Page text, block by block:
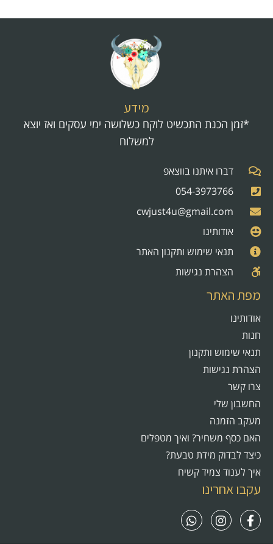
מידע
*זמן הכנת התכשיט לוקח כשלושה ימי עסקים ואז יוצא
למשלוח
דברו איתנו בווצאפ
054-3973766
cwjust4u@gmail.com
אודותינו
תנאי שימוש ותקנון האתר
הצהרת נגישות
מפת האתר
אודותינו
חנות
תנאי שימוש ותקנון
הצהרת נגישות
צרו קשר
החשבון שלי
מעקב הזמנה
האם כסף משחיר? ואיך מטפלים
כיצד לבדוק מידת טבעת?
איך לענוד צמיד קשיח
עקבו אחרינו